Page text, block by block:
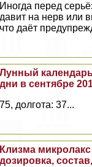
Иногда перед
давит на нерв или
что даёт
Лунный
дни в сентябре
75, долгота: 37...
Клизма
дозировка,